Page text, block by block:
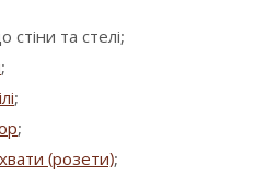
стіни та стелі;
;
;
;
(розети);